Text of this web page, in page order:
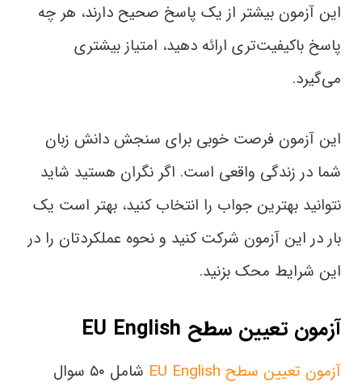
این آزمون بیشتر از یک پاسخ صحیح دارند، هر چه
پاسخ باکیفیت‌تری ارائه دهید، امتیاز بیشتری
می‌گیرد.
این آزمون فرصت خوبی برای سنجش دانش زبان
شما در زندگی واقعی است. اگر نگران هستید شاید
نتوانید بهترین جواب را انتخاب کنید، بهتر است یک
بار در این آزمون شرکت کنید و نحوه عملکردتان را در
این شرایط محک بزنید.
آزمون تعیین سطح EU English
آزمون تعیین سطح EU English
شامل ۵۰ سوال